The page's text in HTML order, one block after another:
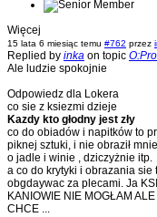
Więcej
15 lata 6 miesiąc temu #762 przez
Replied by inka on topic
Ale ludzie spokojnie
Odpowiedz dla Lokera
co sie z ksiezmi dzieje
Kazdy kto głodny jest zły
co do obiadów i napitków to
piknej sztuki, i nie obraził
o jadle i winie , dziczyżnie itp.
a co do krytyki i obrazania
obgdaywac za plecami. Ja
KANIOWIE NIE MOGŁAM
CHCE ...